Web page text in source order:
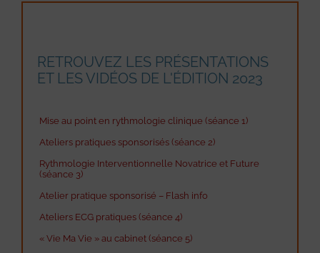
RETROUVEZ LES PRÉSENTATIONS
ET LES VIDÉOS DE L'ÉDITION 2023
Mise au point en rythmologie clinique (séance 1)
Ateliers pratiques sponsorisés (séance 2)
Rythmologie Interventionnelle Novatrice et Future
(séance 3)
Atelier pratique sponsorisé – Flash info
Ateliers ECG pratiques (séance 4)
« Vie Ma Vie » au cabinet (séance 5)